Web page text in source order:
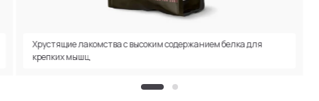
Хрустящие лакомства с высоким содержанием белка для
крепких мышц